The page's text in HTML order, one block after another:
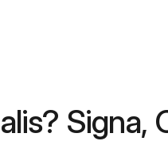
Signa,